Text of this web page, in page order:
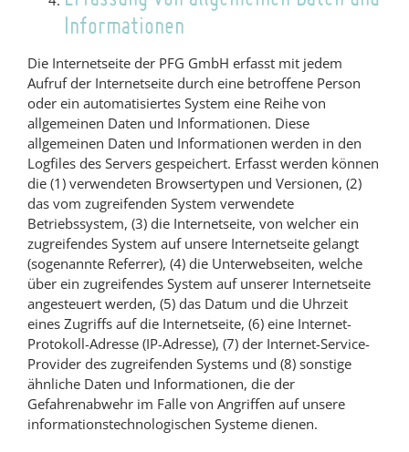
Informationen
Die Internetseite der PFG GmbH erfasst mit jedem
Aufruf der Internetseite durch eine betroffene Person
oder ein automatisiertes System eine Reihe von
allgemeinen Daten und Informationen. Diese
allgemeinen Daten und Informationen werden in den
Logfiles des Servers gespeichert. Erfasst werden können
die (1) verwendeten Browsertypen und Versionen, (2)
das vom zugreifenden System verwendete
Betriebssystem, (3) die Internetseite, von welcher ein
zugreifendes System auf unsere Internetseite gelangt
(sogenannte Referrer), (4) die Unterwebseiten, welche
über ein zugreifendes System auf unserer Internetseite
angesteuert werden, (5) das Datum und die Uhrzeit
eines Zugriffs auf die Internetseite, (6) eine Internet-
Protokoll-Adresse (IP-Adresse), (7) der Internet-Service-
Provider des zugreifenden Systems und (8) sonstige
ähnliche Daten und Informationen, die der
Gefahrenabwehr im Falle von Angriffen auf unsere
informationstechnologischen Systeme dienen.